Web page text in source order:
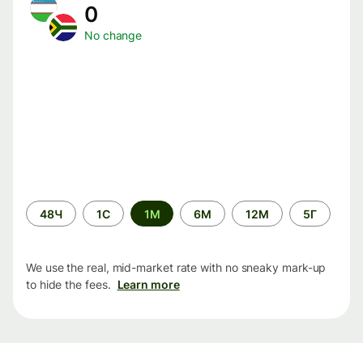
0
No change
Time
period
48Ч 1С 1М 6М 12М 5Г
We use the real, mid-market rate with no sneaky mark-up
to hide the fees. Learn more